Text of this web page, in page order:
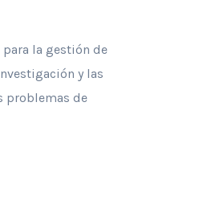
la gestión de
y las
problemas de